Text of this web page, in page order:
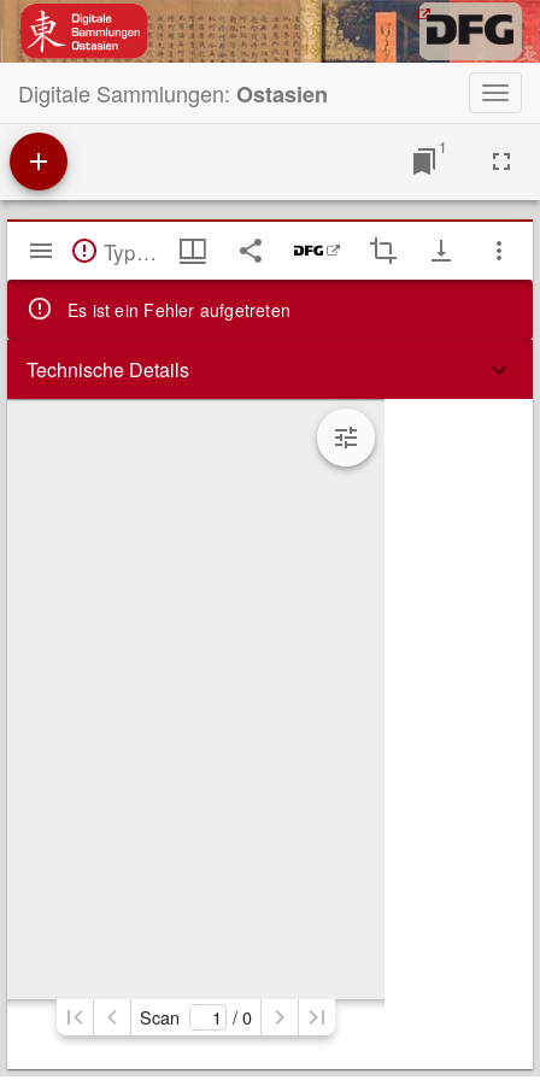
Digitale Sammlungen: Ostasien
1
Mirador
Viewer TypeError: Failed to fetch
Es ist ein Fehler aufgetreten
Technische Details
Scan / 0